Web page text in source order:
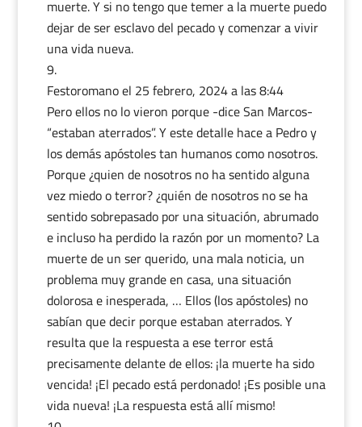
muerte. Y si no tengo que temer a la muerte puedo
dejar de ser esclavo del pecado y comenzar a vivir
una vida nueva.
Festoromanoel 25 febrero, 2024 a las 8:44
Pero ellos no lo vieron porque -dice San Marcos-
“estaban aterrados”. Y este detalle hace a Pedro y
los demás apóstoles tan humanos como nosotros.
Porque ¿quien de nosotros no ha sentido alguna
vez miedo o terror? ¿quién de nosotros no se ha
sentido sobrepasado por una situación, abrumado
e incluso ha perdido la razón por un momento? La
muerte de un ser querido, una mala noticia, un
problema muy grande en casa, una situación
dolorosa e inesperada, … Ellos (los apóstoles) no
sabían que decir porque estaban aterrados. Y
resulta que la respuesta a ese terror está
precisamente delante de ellos: ¡la muerte ha sido
vencida! ¡El pecado está perdonado! ¡Es posible una
vida nueva! ¡La respuesta está allí mismo!